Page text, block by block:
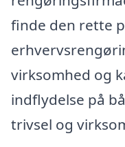
finde den rette
virksomhed og
indflydelse på
trivsel og